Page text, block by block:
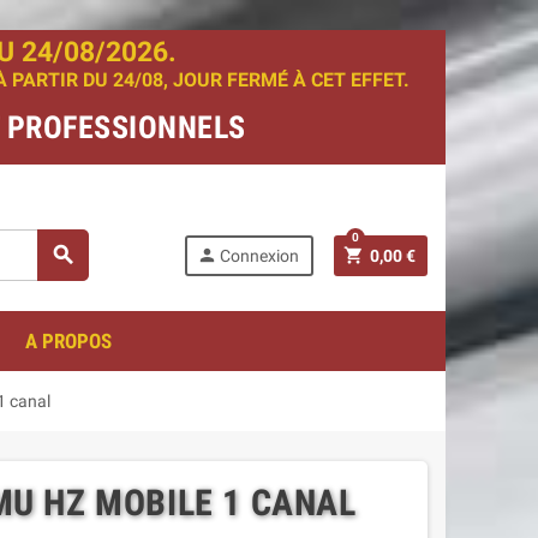
24/08/2026.
DU 24/08, JOUR FERMÉ À CET EFFET.
search person Connexion shopping_cart 0,00 €
0
A PROPOS
canal
HZ MOBILE 1 CANAL